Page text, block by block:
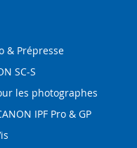
& Prépresse
SC-S
les photographes
IPF Pro & GP